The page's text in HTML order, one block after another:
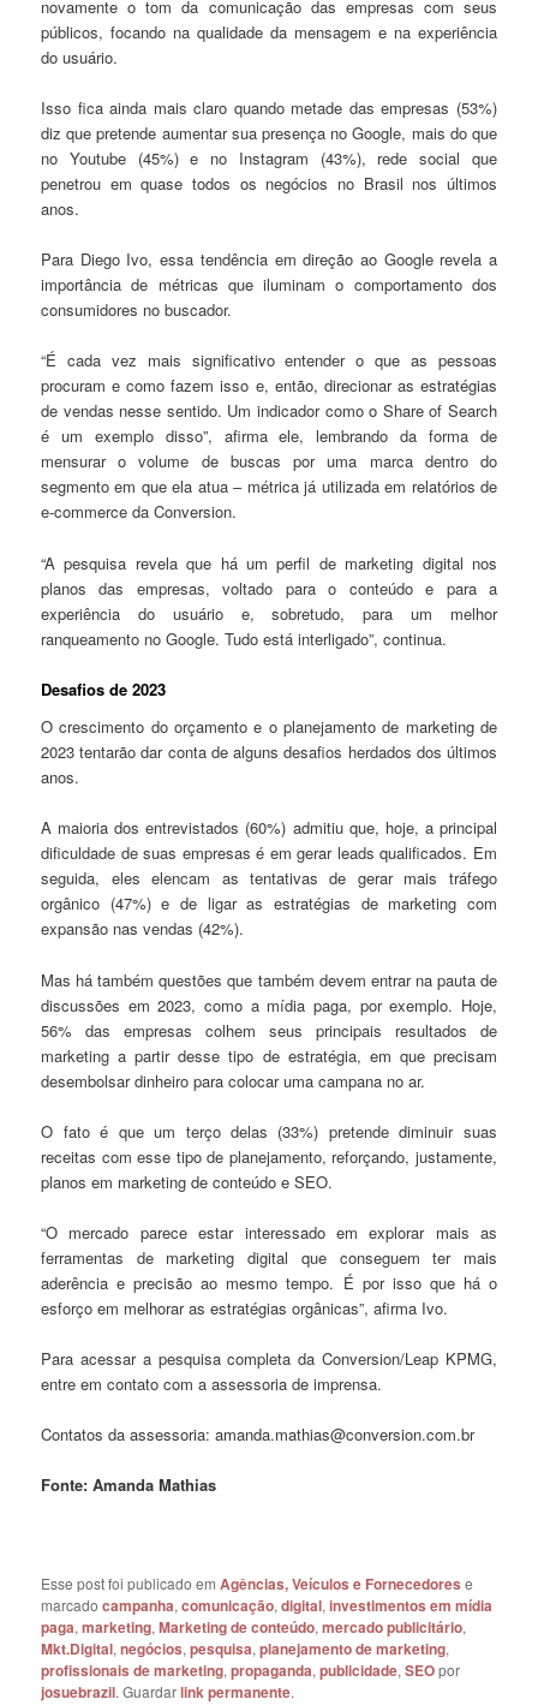
novamente o tom da comunicação das empresas com seus
públicos, focando na qualidade da mensagem e na experiência
do usuário.
Isso fica ainda mais claro quando metade das empresas (53%)
diz que pretende aumentar sua presença no Google, mais do que
no Youtube (45%) e no Instagram (43%), rede social que
penetrou em quase todos os negócios no Brasil nos últimos
anos.
Para Diego Ivo, essa tendência em direção ao Google revela a
importância de métricas que iluminam o comportamento dos
consumidores no buscador.
“É cada vez mais significativo entender o que as pessoas
procuram e como fazem isso e, então, direcionar as estratégias
de vendas nesse sentido. Um indicador como o Share of Search
é um exemplo disso”, afirma ele, lembrando da forma de
mensurar o volume de buscas por uma marca dentro do
segmento em que ela atua – métrica já utilizada em relatórios de
e-commerce da Conversion.
“A pesquisa revela que há um perfil de marketing digital nos
planos das empresas, voltado para o conteúdo e para a
experiência do usuário e, sobretudo, para um melhor
ranqueamento no Google. Tudo está interligado”, continua.
Desafios de 2023
O crescimento do orçamento e o planejamento de marketing de
2023 tentarão dar conta de alguns desafios herdados dos últimos
anos.
A maioria dos entrevistados (60%) admitiu que, hoje, a principal
dificuldade de suas empresas é em gerar leads qualificados. Em
seguida, eles elencam as tentativas de gerar mais tráfego
orgânico (47%) e de ligar as estratégias de marketing com
expansão nas vendas (42%).
Mas há também questões que também devem entrar na pauta de
discussões em 2023, como a mídia paga, por exemplo. Hoje,
56% das empresas colhem seus principais resultados de
marketing a partir desse tipo de estratégia, em que precisam
desembolsar dinheiro para colocar uma campana no ar.
O fato é que um terço delas (33%) pretende diminuir suas
receitas com esse tipo de planejamento, reforçando, justamente,
planos em marketing de conteúdo e SEO.
“O mercado parece estar interessado em explorar mais as
ferramentas de marketing digital que conseguem ter mais
aderência e precisão ao mesmo tempo. É por isso que há o
esforço em melhorar as estratégias orgânicas”, afirma Ivo.
Para acessar a pesquisa completa da Conversion/Leap KPMG,
entre em contato com a assessoria de imprensa.
Contatos da assessoria: amanda.mathias@conversion.com.br
Fonte: Amanda Mathias
Esse post foi publicado emAgências, Veículos e Fornecedores e
marcadocampanha,comunicação,digital,investimentos em mídia
paga,marketing,Marketing de conteúdo,mercado publicitário,
Mkt.Digital,negócios,pesquisa,planejamento de marketing,
profissionais de marketing,propaganda,publicidade,SEOpor
josuebrazil. Guardarlink permanente.